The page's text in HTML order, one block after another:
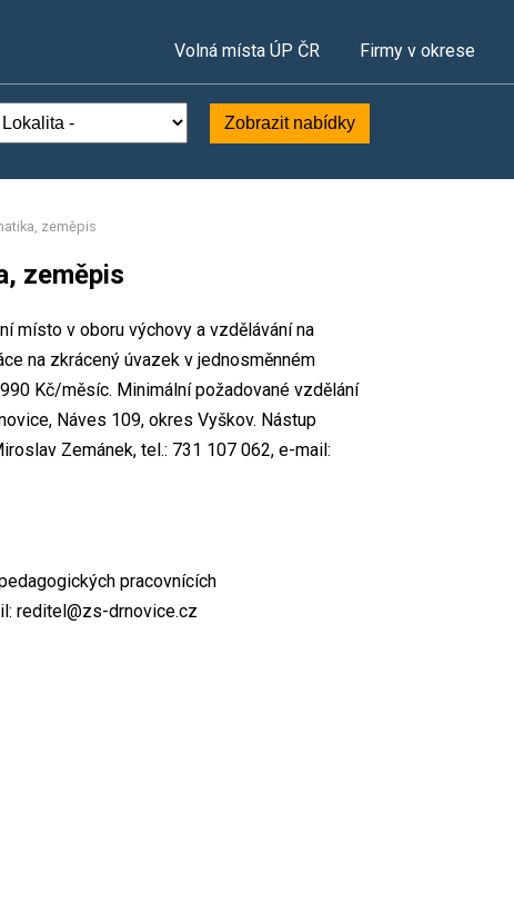
Volná místa ÚP ČR Firmy v okrese
Zobrazit nabídky
zeměpis
zeměpis
místo v oboru výchovy a vzdělávání na
na zkrácený úvazek v jednosměnném
Kč/měsíc. Minimální požadované vzdělání
Náves 109, okres Vyškov. Nástup
Zemánek, tel.: 731 107 062, e-mail:
pracovnících
reditel@zs-drnovice.cz